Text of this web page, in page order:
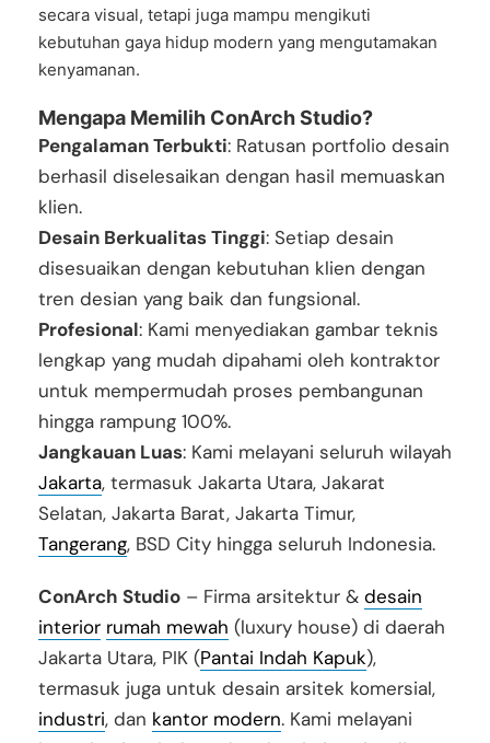
secara visual, tetapi juga mampu mengikuti
kebutuhan gaya hidup modern yang mengutamakan
kenyamanan.
Mengapa Memilih ConArch Studio?
Pengalaman Terbukti: Ratusan portfolio desain
berhasil diselesaikan dengan hasil memuaskan
klien.
Desain Berkualitas Tinggi: Setiap desain
disesuaikan dengan kebutuhan klien dengan
tren desian yang baik dan fungsional.
Profesional: Kami menyediakan gambar teknis
lengkap yang mudah dipahami oleh kontraktor
untuk mempermudah proses pembangunan
hingga rampung 100%.
Jangkauan Luas: Kami melayani seluruh wilayah
Jakarta, termasuk Jakarta Utara, Jakarat
Selatan, Jakarta Barat, Jakarta Timur,
Tangerang, BSD City hingga seluruh Indonesia.
ConArch Studio – Firma arsitektur & desain
interior rumah mewah (luxury house) di daerah
Jakarta Utara, PIK (Pantai Indah Kapuk),
termasuk juga untuk desain arsitek komersial,
industri, dan kantor modern. Kami melayani